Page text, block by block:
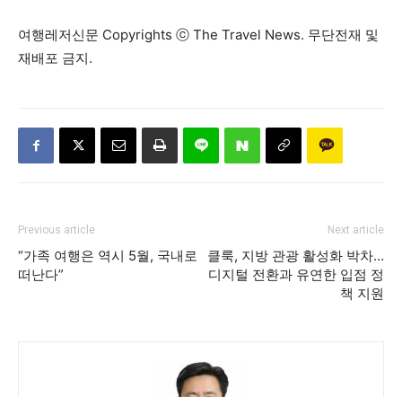
여행레저신문 Copyrights ⓒ The Travel News. 무단전재 및
재배포 금지.
Previous article
“가족 여행은 역시 5월, 국내로
떠난다”
Next article
클룩, 지방 관광 활성화 박차…
디지털 전환과 유연한 입점 정
책 지원